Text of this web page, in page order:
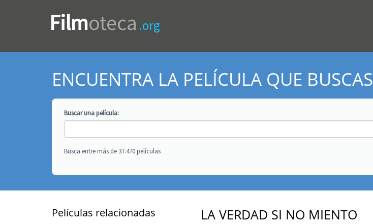
Filmoteca .org
ENCUENTRA LA PELÍCULA QUE BUSCAS
Buscar unapelícula:
Busca entre más de 37.470 películas
Películas relacionadas LA VERDAD SI NO MIENTO